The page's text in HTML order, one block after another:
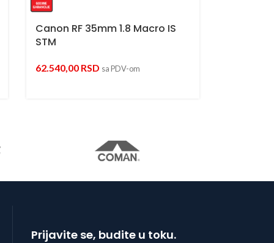
Canon RF 35mm 1.8 Macro IS
STM
62.540,00 RSD sa PDV-om
Prijavite se, budite u toku.